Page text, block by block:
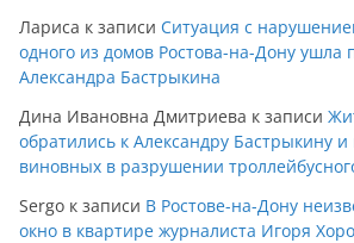
Лариса к записи Ситуация с
одного из домов Ростова-на-Дону ушла
Александра Бастрыкина
Дина Ивановна Дмитриева к записи
обратились к Александру Бастрыкину и
виновных в разрушении
Sergo к записи В Ростове-на-Дону
окно в квартире журналиста Игоря